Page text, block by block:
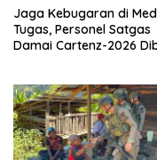
Jaga Kebugaran di
Tugas, Personel Satgas
Damai Cartenz-2026